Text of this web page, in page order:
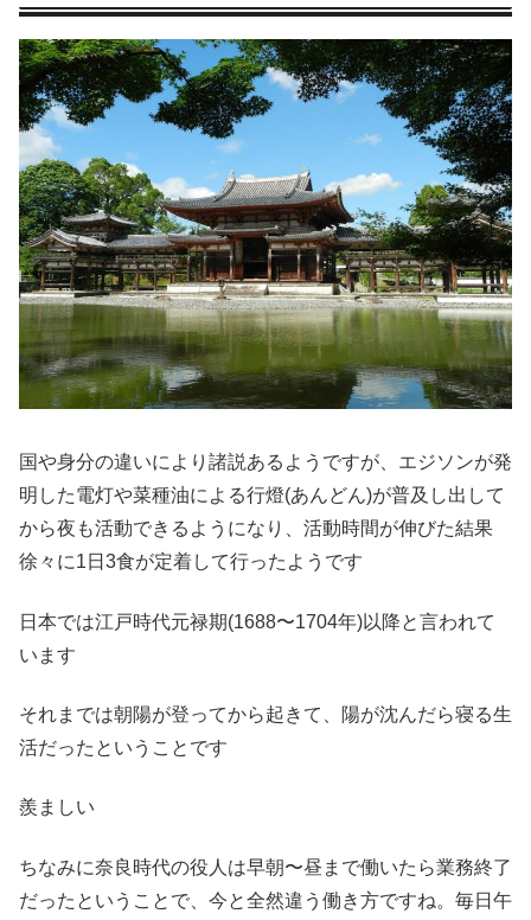
国や身分の違いにより諸説あるようですが、エジソンが発
明した電灯や菜種油による行燈(あんどん)が普及し出して
から夜も活動できるようになり、活動時間が伸びた結果
徐々に1日3食が定着して行ったようです
日本では江戸時代元禄期(1688〜1704年)以降と言われて
います
それまでは朝陽が登ってから起きて、陽が沈んだら寝る生
活だったということです
羨ましい
ちなみに奈良時代の役人は早朝〜昼まで働いたら業務終了
だったということで、今と全然違う働き方ですね。毎日午